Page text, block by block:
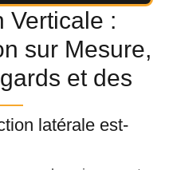
Verticale :
sur Mesure,
et des
latérale est-